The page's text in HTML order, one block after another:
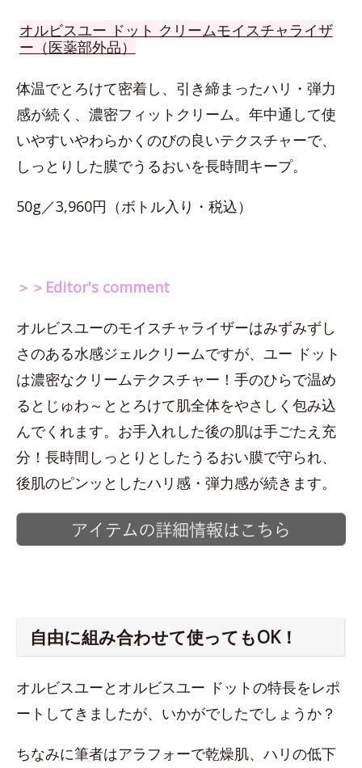
オルビスユー ドット クリームモイスチャライザ
ー（医薬部外品）
体温でとろけて密着し、引き締まったハリ・弾力
感が続く、濃密フィットクリーム。年中通して使
いやすいやわらかくのびの良いテクスチャーで、
しっとりした膜でうるおいを長時間キープ。
50g／3,960円（ボトル入り・税込）
＞＞Editor's comment
オルビスユーのモイスチャライザーはみずみずし
さのある水感ジェルクリームですが、ユー ドット
は濃密なクリームテクスチャー！手のひらで温め
るとじゅわ～ととろけて肌全体をやさしく包み込
んでくれます。お手入れした後の肌は手ごたえ充
分！長時間しっとりとしたうるおい膜で守られ、
後肌のピンッとしたハリ感・弾力感が続きます。
自由に組み合わせて使ってもOK！
オルビスユーとオルビスユー ドットの特長をレポ
ートしてきましたが、いかがでしたでしょうか？
ちなみに筆者はアラフォーで乾燥肌、ハリの低下